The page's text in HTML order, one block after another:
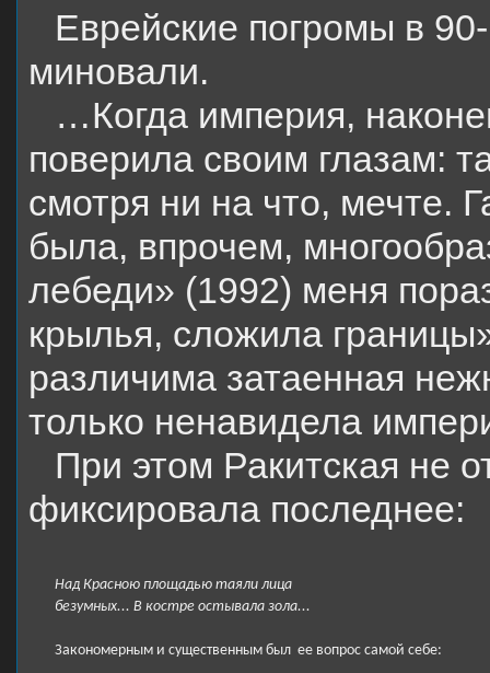
Еврейские погромы в
миновали.
…Когда империя,
поверила своим глазам:
смотря ни на что, мечте.
была, впрочем,
лебеди» (1992) меня
крылья, сложила
различима затаенная
только ненавидела
При этом Ракитская не
фиксировала последнее:
Над Красною площадью таяли лица
безумных... В костре остывала зола...
Закономерным и существенным был ее вопрос самой себе: